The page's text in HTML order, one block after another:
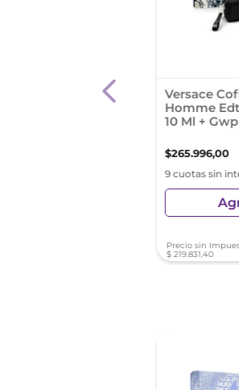
Edt 50 Ml + Body
Versace
Homme
10 Ml + Gwp
$265.996,00
9 cuotas sin
Precio sin
$ 219.831,40